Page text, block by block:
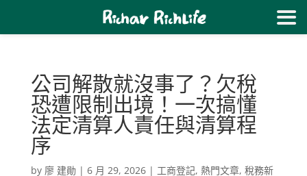
公司解散就沒事了？欠稅
恐遭限制出境！一次搞懂
法定清算人責任與清算程
序
by 廖 建勛 | 6 月 29, 2026| 工商登記, 熱門文章, 稅務新